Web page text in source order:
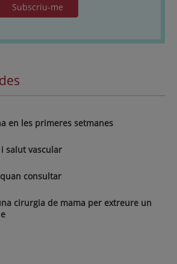
Subscriu-me
en les primeres setmanes
i salut vascular
consultar
cirurgia de mama per extreure un